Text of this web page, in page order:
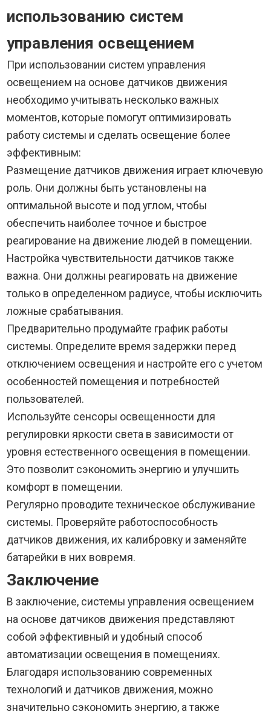
использованию систем
управления освещением
При использовании систем управления
освещением на основе датчиков движения
необходимо учитывать несколько важных
моментов, которые помогут оптимизировать
работу системы и сделать освещение более
эффективным:
Размещение датчиков движения играет ключевую
роль. Они должны быть установлены на
оптимальной высоте и под углом, чтобы
обеспечить наиболее точное и быстрое
реагирование на движение людей в помещении.
Настройка чувствительности датчиков также
важна. Они должны реагировать на движение
только в определенном радиусе, чтобы исключить
ложные срабатывания.
Предварительно продумайте график работы
системы. Определите время задержки перед
отключением освещения и настройте его с учетом
особенностей помещения и потребностей
пользователей.
Используйте сенсоры освещенности для
регулировки яркости света в зависимости от
уровня естественного освещения в помещении.
Это позволит сэкономить энергию и улучшить
комфорт в помещении.
Регулярно проводите техническое обслуживание
системы. Проверяйте работоспособность
датчиков движения, их калибровку и заменяйте
батарейки в них вовремя.
Заключение
В заключение, системы управления освещением
на основе датчиков движения представляют
собой эффективный и удобный способ
автоматизации освещения в помещениях.
Благодаря использованию современных
технологий и датчиков движения, можно
значительно сэкономить энергию, а также